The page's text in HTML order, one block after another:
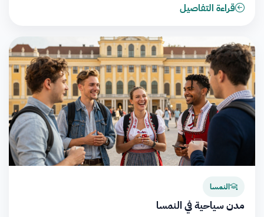
قراءة التفاصيل
النمسا
مدن سياحية في النمسا